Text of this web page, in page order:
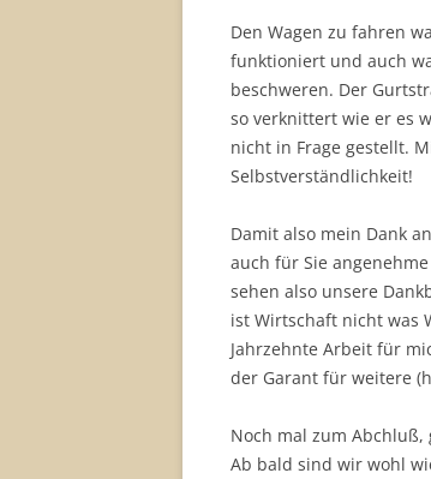
Den Wagen zu fahren
funktioniert und auch
beschweren. Der
so verknittert wie er es
nicht in Frage gestellt.
Selbstverständlichkeit!
Damit also mein Dank
auch für Sie
sehen also unsere
ist Wirtschaft nicht was
Jahrzehnte Arbeit für
der Garant für weitere
Noch mal zum
Ab bald sind wir wohl